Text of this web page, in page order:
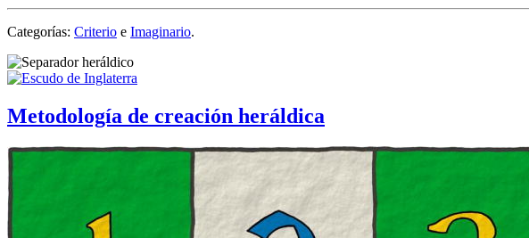
Categorías: Criterio e Imaginario.
Metodología de creación heráldica